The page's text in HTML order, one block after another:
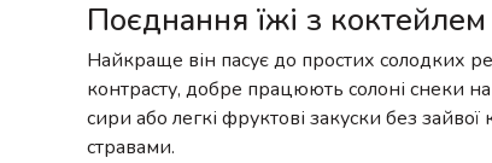
Поєднання їжі з коктейлем
Найкраще він пасує до простих солодких
контрасту, добре працюють солоні снеки
сири або легкі фруктові закуски без
стравами.